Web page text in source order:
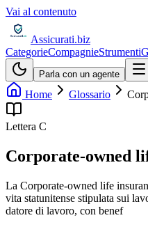
Vai al contenuto
Assicurati.biz
CategorieCompagnieStrumenti
Parla con un agente
Home Glossario
Lettera C
Corporate-owned
La Corporate-owned life
vita statunitense stipulata sui
datore di lavoro, con benef